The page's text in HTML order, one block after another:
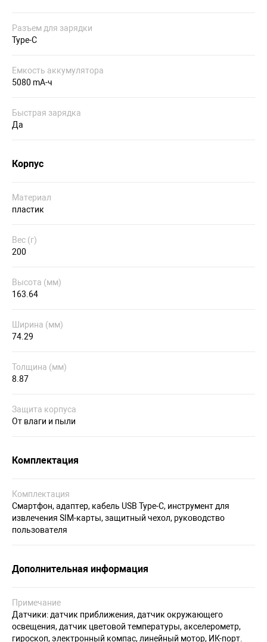
Разъем для зарядки
Type-C
Емкость аккумулятора
5080 mA-ч
Быстрая зарядка
Да
Корпус
Материал
пластик
Вес (г)
200
Высота (мм)
163.64
Ширина (мм)
74.29
Толщина (мм)
8.87
Защита корпуса
От влаги и пыли
Комплектация
Комплектация
Смартфон, адаптер, кабель USB Type-C, инструмент для
извлечения SIM-карты, защитный чехол, руководство
пользователя
Дополнительная информация
Примечание
Датчики: датчик приближения, датчик окружающего
освещения, датчик цветовой температуры, акселерометр,
гироскоп, электронный компас, линейный мотор, ИК-порт.